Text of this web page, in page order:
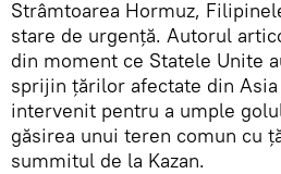
Strâmtoarea Hormuz,
stare de urgență. Autorul
din moment ce Statele Unite
sprijin țărilor afectate din Asia
intervenit pentru a umple
găsirea unui teren comun cu
summitul de la Kazan.